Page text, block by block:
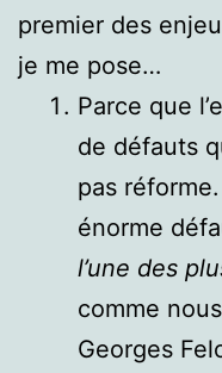
premier des
je me pose…
Parce que
de défauts
pas
énorme
l’une des
comme
Georges